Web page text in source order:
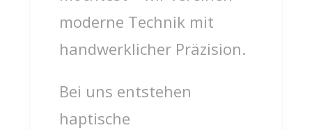
moderne Technik mit
handwerklicher Präzision.
Bei uns entstehen
haptische